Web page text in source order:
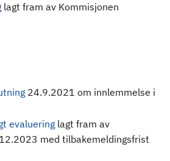
lagt fram av Kommisjonen
24.9.2021 om innlemmelse i
evaluering lagt fram av
med tilbakemeldingsfrist